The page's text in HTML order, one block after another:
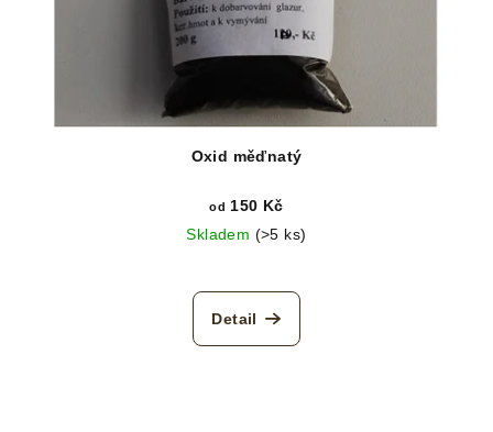
Oxid měďnatý
od 150 Kč
Skladem (>5 ks)
Detail